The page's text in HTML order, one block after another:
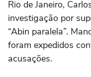
Rio de Janeiro,
investigação por
“Abin paralela”.
foram expedidos
acusações.